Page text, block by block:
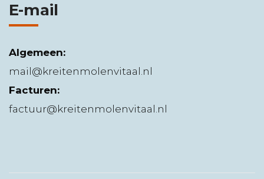
E-mail
Algemeen:
mail@kreitenmolenvitaal.nl
Facturen:
factuur@kreitenmolenvitaal.nl